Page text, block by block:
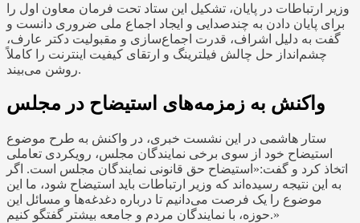
وزیر ارتباطات در پایان، تشکیل این ستاد تحت فرمان معاون اول را
برای پایان دادن به چندصدایی و ایجاد اجماع ملی ضروری دانست و
گفت به دلیل اشراف، قدرت اجماع‌سازی و مقبولیت دکتر عارف،
چشم‌انداز حل چالش فیلترینگ و ارتقای کیفیت اینترنت را کاملاً
روشن می‌بیند.
واکنش به زمزمه‌های استیضاح در مجلس
ستار هاشمی در این نشست خبری، در واکنش به طرح موضوع
استیضاح خود از سوی برخی نمایندگان مجلس، رویکردی تعاملی
اتخاذ کرد و گفت:«استیضاح حق قانونی نمایندگان مجلس است. اگر
به این نتیجه رسیده‌اند که وزیر ارتباطات باید استیضاح شود، ما این
موضوع را یک فرصت می‌دانیم تا درباره دغدغه‌ها و مسائل این
حوزه، با نمایندگان مردم و جامعه بیشتر گفتگو کنیم.»